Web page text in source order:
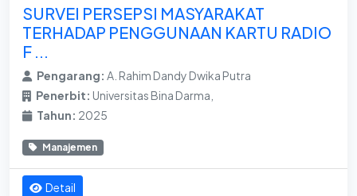
SURVEI PERSEPSI MASYARAKAT
TERHADAP PENGGUNAAN KARTU RADIO
F ...
Pengarang: A. Rahim Dandy Dwika Putra
Penerbit: Universitas Bina Darma,
Tahun: 2025
Manajemen
Detail